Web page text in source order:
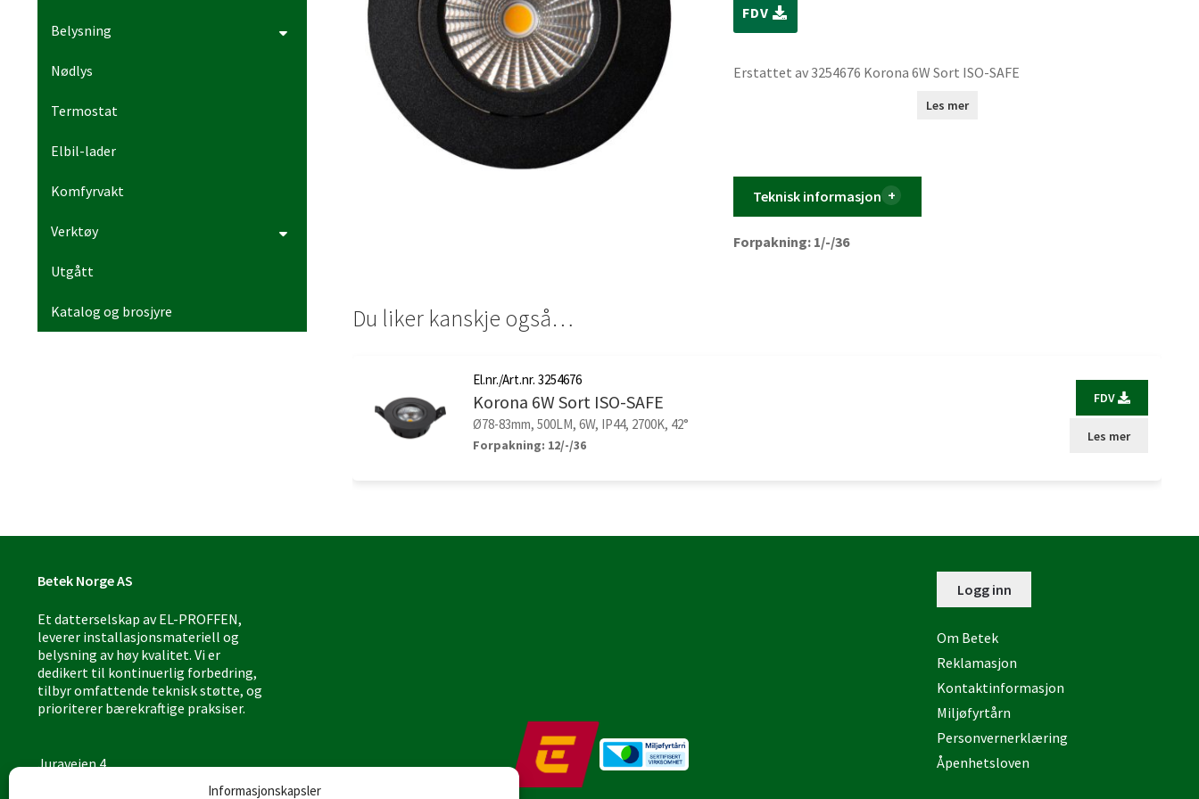
Informasjonskapsler
FDV
Erstattet av 3254676 Korona 6W Sort ISO-SAFE
Les mer
Teknisk informasjon
Forpakning: 1/-/36
Du liker kanskje også…
El.nr./Art.nr. 3254676
Korona 6W Sort ISO-SAFE
Ø78-83mm, 500LM, 6W, IP44, 2700K, 42°
Forpakning: 12/-/36
FDV
Les mer
Belysning
Nødlys
Termostat
Elbil-lader
Komfyrvakt
Verktøy
Utgått
Katalog og brosjyre
Logg inn
Betek Norge AS
Et datterselskap av EL-PROFFEN,
leverer installasjonsmateriell og
belysning av høy kvalitet. Vi er
dedikert til kontinuerlig forbedring,
tilbyr omfattende teknisk støtte, og
prioriterer bærekraftige praksiser.
Juraveien 4
Om Betek
Reklamasjon
Kontaktinformasjon
Miljøfyrtårn
Personvernerklæring
Åpenhetsloven